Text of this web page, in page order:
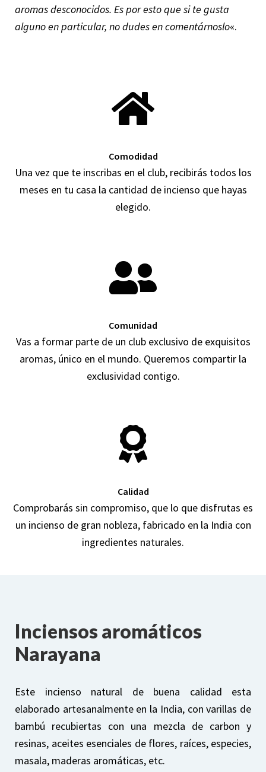
aromas desconocidos. Es por esto que si te gusta
alguno en particular, no dudes en comentárnoslo«.
Comodidad
Una vez que te inscribas en el club, recibirás todos los
meses en tu casa la cantidad de incienso que hayas
elegido.
Comunidad
Vas a formar parte de un club exclusivo de exquisitos
aromas, único en el mundo. Queremos compartir la
exclusividad contigo.
Calidad
Comprobarás sin compromiso, que lo que disfrutas es
un incienso de gran nobleza, fabricado en la India con
ingredientes naturales.
Inciensos aromáticos
Narayana
Este incienso natural de buena calidad esta
elaborado artesanalmente en la India, con varillas de
bambú recubiertas con una mezcla de carbon y
resinas, aceites esenciales de flores, raíces, especies,
masala, maderas aromáticas, etc.